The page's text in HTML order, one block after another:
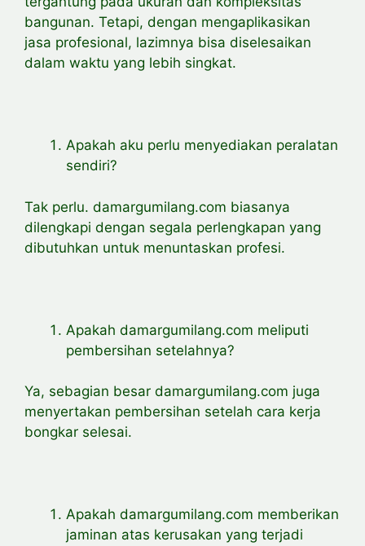
bangunan. Tetapi, dengan mengaplikasikan
jasa profesional, lazimnya bisa diselesaikan
dalam waktu yang lebih singkat.
Apakah aku perlu menyediakan peralatan
sendiri?
Tak perlu. damargumilang.com biasanya
dilengkapi dengan segala perlengkapan yang
dibutuhkan untuk menuntaskan profesi.
Apakah damargumilang.com meliputi
pembersihan setelahnya?
Ya, sebagian besar damargumilang.com juga
menyertakan pembersihan setelah cara kerja
bongkar selesai.
Apakah damargumilang.com memberikan
jaminan atas kerusakan yang terjadi